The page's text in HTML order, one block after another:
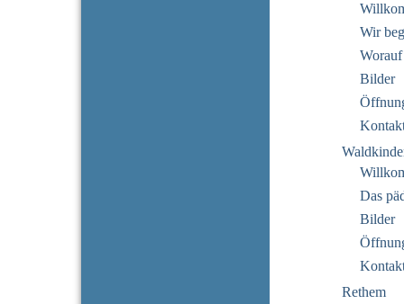
Wir
Bilder
Das
Bilder
Rethem